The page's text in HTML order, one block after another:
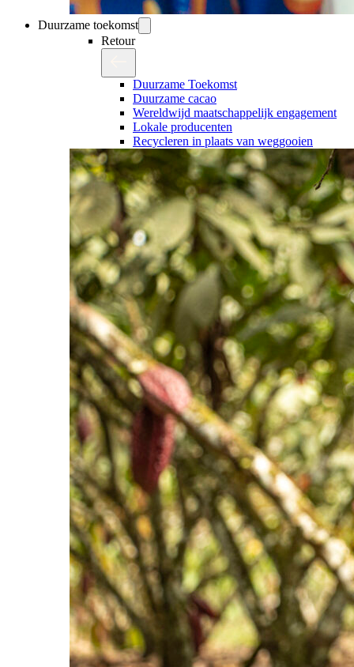
Duurzame toekomst
Retour
Duurzame Toekomst
Duurzame cacao
Wereldwijd maatschappelijk engagement
Lokale producenten
Recycleren in plaats van weggooien